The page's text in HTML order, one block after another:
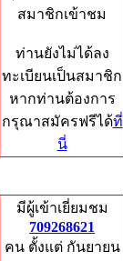
สมาชิกเข้าชม
ท่านยังไม่ได้ลง
ทะเบียนเป็นสมาชิก
หากท่านต้องการ
กรุณาสมัครฟรีได้ที่
นี่
มีผู้เข้าเยี่ยมชม
709268621
คน ตั้งแต่ กันยายน